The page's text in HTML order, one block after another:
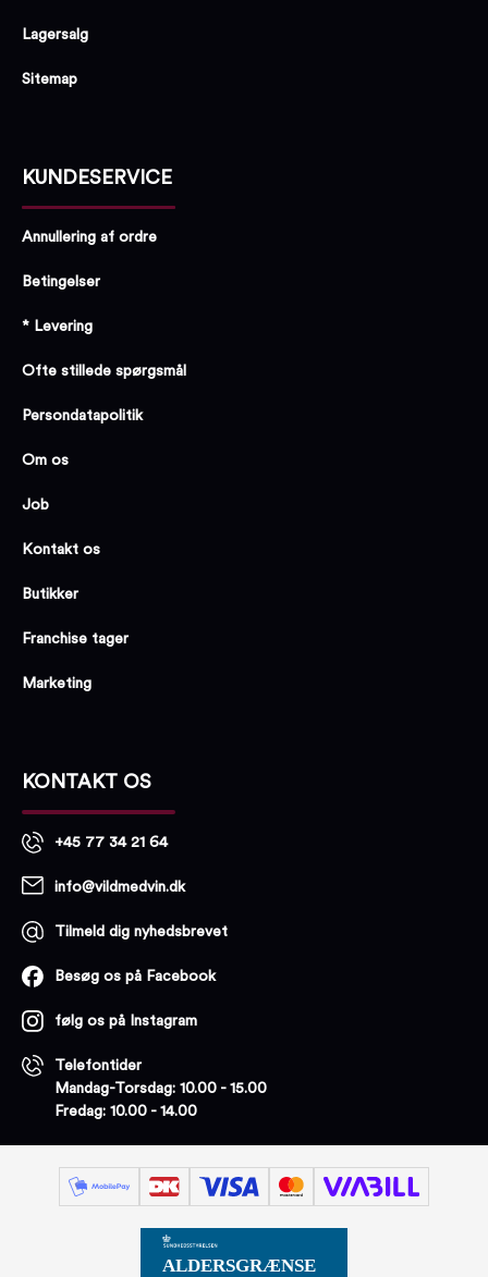
Lagersalg
Sitemap
KUNDESERVICE
Annullering af ordre
Betingelser
* Levering
Ofte stillede spørgsmål
Persondatapolitik
Om os
Job
Kontakt os
Butikker
Franchise tager
Marketing
KONTAKT OS
+45 77 34 21 64
info@vildmedvin.dk
Tilmeld dig nyhedsbrevet
Besøg os på Facebook
følg os på Instagram
Telefontider
Mandag-Torsdag: 10.00 - 15.00
Fredag: 10.00 - 14.00